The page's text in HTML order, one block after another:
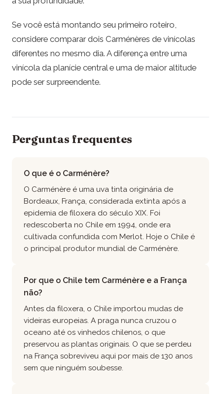
Se você está montando seu primeiro roteiro,
considere comparar dois Carménères de vinícolas
diferentes no mesmo dia. A diferença entre uma
vinícola da planície central e uma de maior altitude
pode ser surpreendente.
Perguntas frequentes
O que é o Carménère?
O Carménère é uma uva tinta originária de
Bordeaux, França, considerada extinta após a
epidemia de filoxera do século XIX. Foi
redescoberta no Chile em 1994, onde era
cultivada confundida com Merlot. Hoje o Chile é
o principal produtor mundial de Carménère.
Por que o Chile tem Carménère e a França
não?
Antes da filoxera, o Chile importou mudas de
videiras europeias. A praga nunca cruzou o
oceano até os vinhedos chilenos, o que
preservou as plantas originais. O que se perdeu
na França sobreviveu aqui por mais de 130 anos
sem que ninguém soubesse.